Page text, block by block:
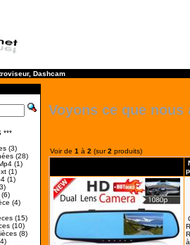
Dashcam
***
(3)
(28)
(1)
(1)
(1)
(6)
(4)
(15)
(10)
(8)
Voyons ce que nous
Voir de 1 à 2 (sur2 produits)